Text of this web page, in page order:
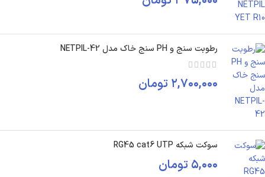
رطوبت سنج و PH سنج خاک مدل NETPIL-42
۲,۷۰۰,۰۰۰ تومان
سوکت شبکه RG45 cat6 UTP
۵,۰۰۰ تومان